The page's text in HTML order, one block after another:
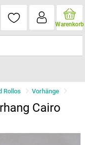
Warenkorb
Rollos Vorhänge
Cairo